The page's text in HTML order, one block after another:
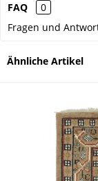
FAQ
0
Fragen und
Ähnliche Artikel